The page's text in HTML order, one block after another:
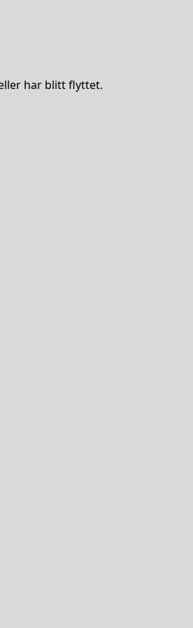
har blitt flyttet.